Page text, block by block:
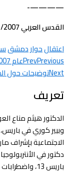
————-
القدس العربي 2/1/2007
اعتقالحواردمشق
PrevPrevious
عام 2007 في الميزان
Nextتوضيحات حول
تعريف
الدكتور هيثم
وبيير كوري في
الاجتماعية بإشراف
دكتور في
باريس 13، واضطرابات النوم واليقظة من جامعة مونبلييه